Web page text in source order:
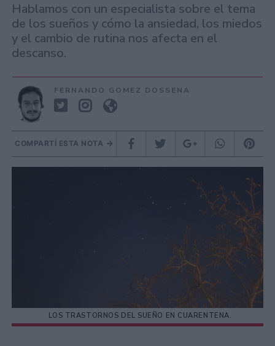
Hablamos con un especialista sobre el tema
de los sueños y cómo la ansiedad, los miedos
y el cambio de rutina nos afecta en el
descanso.
FERNANDO GOMEZ DOSSENA
COMPARTÍ ESTA NOTA
LOS TRASTORNOS DEL SUEÑO EN CUARENTENA.